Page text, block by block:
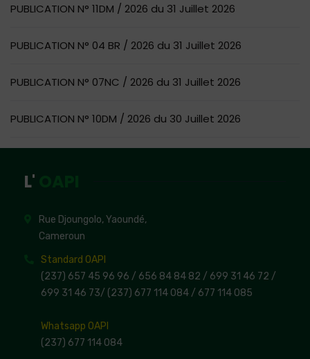
PUBLICATION N° 11DM / 2026 du 31 Juillet 2026
PUBLICATION N° 04 BR / 2026 du 31 Juillet 2026
PUBLICATION N° 07NC / 2026 du 31 Juillet 2026
PUBLICATION N° 10DM / 2026 du 30 Juillet 2026
L'
Rue Djoungolo, Yaoundé,
Cameroun
Standard OAPI
(237) 657 45 96 96 / 656 84 84 82 / 699 31 46 72 /
699 31 46 73/ (237) 677 114 084 / 677 114 085
Whatsapp OAPI
(237) 677 114 084